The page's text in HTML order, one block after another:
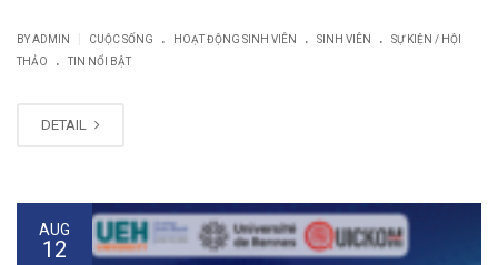
BYADMIN CUỘC SỐNG . HOẠT ĐỘNG SINH VIÊN . SINH VIÊN .
SỰ KIỆN / HỘI
THẢO
. TIN NỔI BẬT
DETAIL
AUG
12